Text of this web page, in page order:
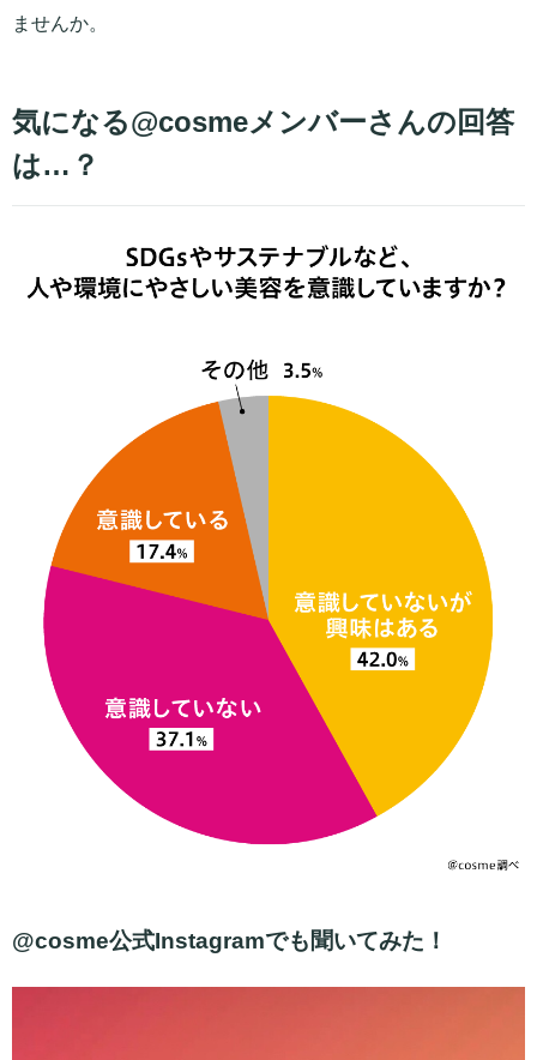
ませんか。
気になる@cosmeメンバーさんの回答
は…？
@cosme公式Instagramでも聞いてみた！